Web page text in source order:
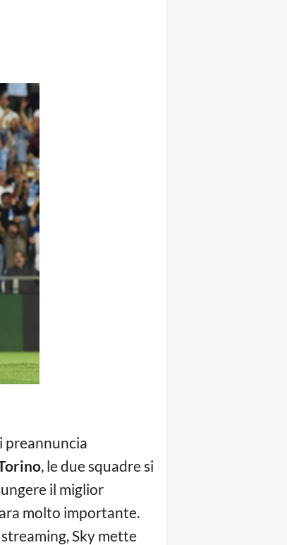
preannuncia
, le due squadre si
il miglior
molto importante.
Sky mette